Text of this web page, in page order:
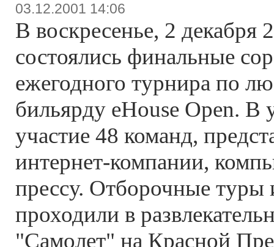
03.12.2001 14:06
В воскресенье, 2 декабря
состоялись финальные
ежегодного турнира по
бильярду eHouse Open. В
участие 48 команд,
интернет-компании,
прессу. Отборочные туры
проходили в
"Самолет" на Красной